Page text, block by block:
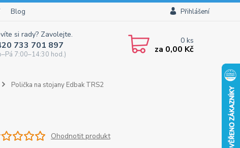
Blog Přihlášení
si rady? Zavolejte.
733 701 897
7:00–14:30 hod.)
0ks
za 0,00 Kč
Polička na stojany Edbak TRS2
Ohodnotit produkt